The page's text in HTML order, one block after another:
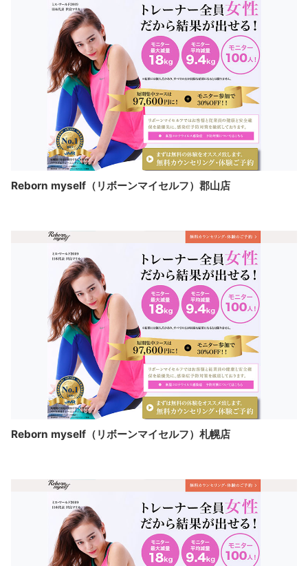
Reborn myself（リボーンマイセルフ）郡山店
Reborn myself（リボーンマイセルフ）札幌店